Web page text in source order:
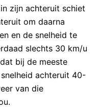
zijn achteruit schiet
om daarna
en de snelheid te
slechts 30 km/u
bij de meeste
achteruit 40-
van die